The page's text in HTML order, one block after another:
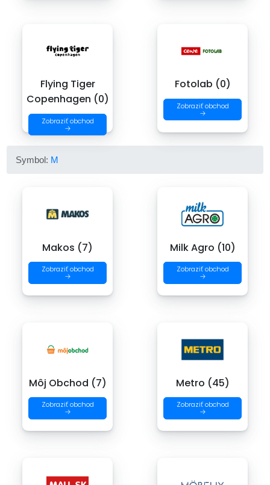
Flying Tiger
Copenhagen (0)
Zobraziť obchod
→
Fotolab (0)
Zobraziť obchod
→
Symbol: M
Makos (7)
Zobraziť obchod
→
Milk Agro (10)
Zobraziť obchod
→
Môj Obchod (7)
Zobraziť obchod
→
Metro (45)
Zobraziť obchod
→